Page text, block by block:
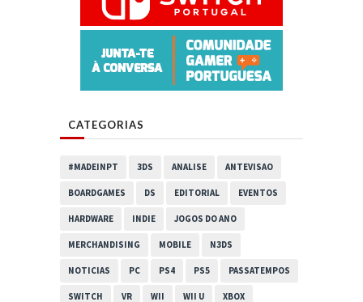
CATEGORIAS
#MADEINPT 3DS ANALISE ANTEVISAO
BOARDGAMES DS EDITORIAL EVENTOS
HARDWARE INDIE JOGOS DO ANO
MERCHANDISING MOBILE N3DS
NOTICIAS PC PS4 PS5 PASSATEMPOS
SWITCH VR WII WII U XBOX